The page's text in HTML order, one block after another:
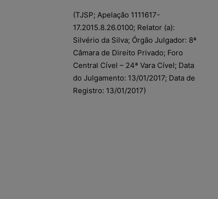
(TJSP; Apelação 1111617-
17.2015.8.26.0100; Relator (a):
Silvério da Silva; Órgão Julgador: 8ª
Câmara de Direito Privado; Foro
Central Cível – 24ª Vara Cível; Data
do Julgamento: 13/01/2017; Data de
Registro: 13/01/2017)